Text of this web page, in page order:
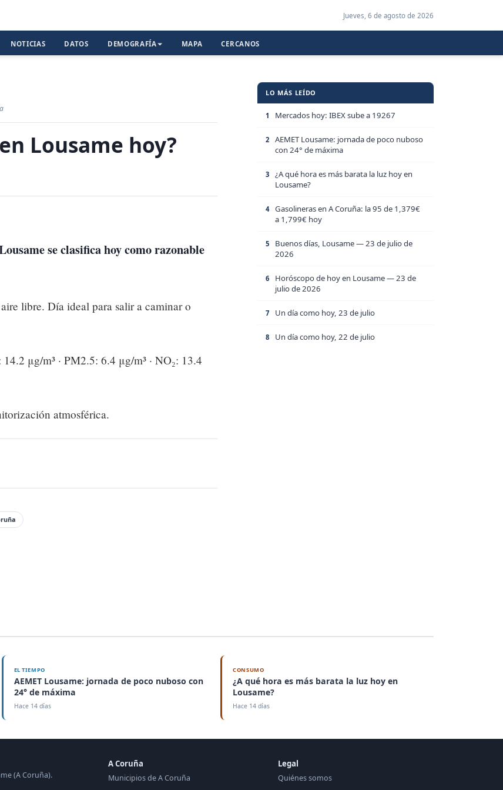
Jueves, 6 de agosto de 2026
NOTICIAS DATOS DEMOGRAFÍA MAPA CERCANOS
Lousame hoy?
se clasifica hoy comorazonable
libre. Día ideal para salir a caminar o
μg/m³ · PM2.5: 6.4 μg/m³ · NO₂: 13.4
atmosférica.
LO MÁS LEÍDO
1 Mercados hoy: IBEX sube a 19267
2
AEMET Lousame: jornada de poco nuboso
con 24° de máxima
3
¿A qué hora es más barata la luz hoy en
Lousame?
4
Gasolineras en A Coruña: la 95 de 1,379€
a 1,799€ hoy
5
Buenos días, Lousame — 23 de julio de
2026
6
Horóscopo de hoy en Lousame — 23 de
julio de 2026
7 Un día como hoy, 23 de julio
8 Un día como hoy, 22 de julio
EL TIEMPO
AEMET Lousame: jornada de poco nuboso con
24° de máxima
Hace 14 días
CONSUMO
¿A qué hora es más barata la luz hoy en
Lousame?
Hace 14 días
(A Coruña).
A Coruña
Municipios de A Coruña
Legal
Quiénes somos